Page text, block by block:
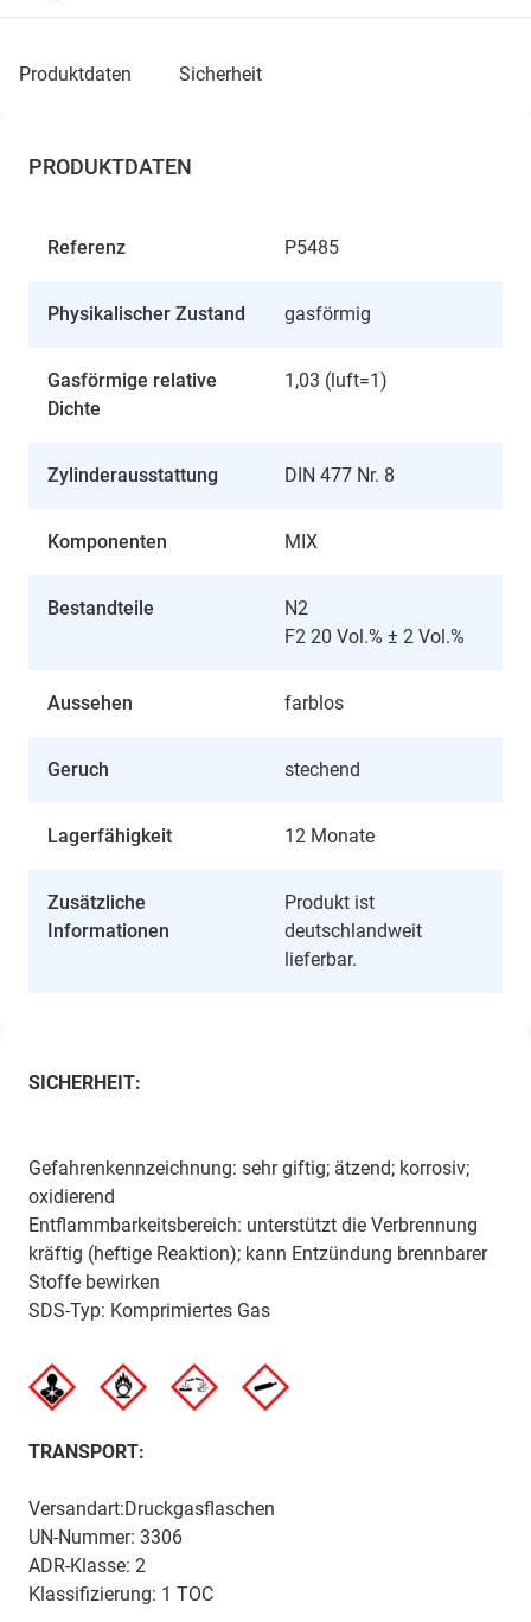
produktdaten sicherheit
PRODUKTDATEN
Referenz P5485
Physikalischer Zustand gasförmig
Gasförmige relative
Dichte
1,03 (luft=1)
Zylinderausstattung DIN 477 Nr. 8
Komponenten MIX
Bestandteile
N2
F2 20 Vol.% ± 2 Vol.%
Aussehen farblos
Geruch stechend
Lagerfähigkeit 12 Monate
Zusätzliche
Informationen
Produkt ist
deutschlandweit
lieferbar.
SICHERHEIT:
Gefahrenkennzeichnung: sehr giftig; ätzend; korrosiv;
oxidierend
Entflammbarkeitsbereich: unterstützt die Verbrennung
kräftig (heftige Reaktion); kann Entzündung brennbarer
Stoffe bewirken
SDS-Typ: Komprimiertes Gas
TRANSPORT:
Versandart:Druckgasflaschen
UN-Nummer: 3306
ADR-Klasse: 2
Klassifizierung: 1 TOC